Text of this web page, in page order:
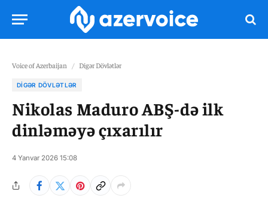
Voice of Azerbaijan / Digər Dövlətlər
DIGƏR DÖVLƏTLƏR
Nikolas Maduro ABŞ-də ilk
dinləməyə çıxarılır
4 Yanvar 2026 15:08